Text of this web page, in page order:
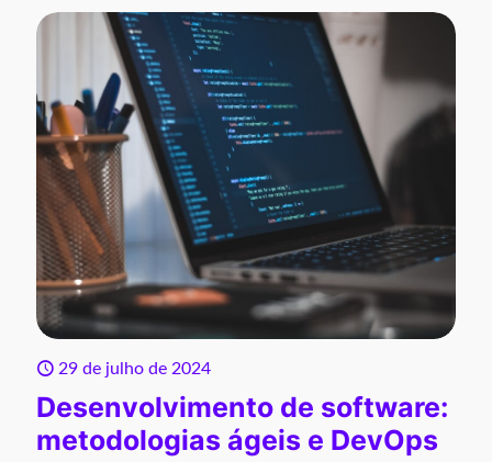
29 de julho de 2024
Desenvolvimento de software:
metodologias ágeis e DevOps